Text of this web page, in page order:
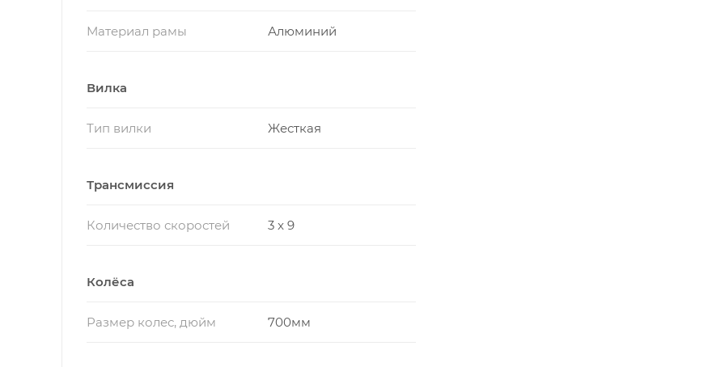
Материал рамы Алюминий
Вилка
Тип вилки Жесткая
Трансмиссия
Количество скоростей 3 x 9
Колёса
Размер колес, дюйм 700мм